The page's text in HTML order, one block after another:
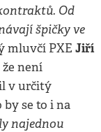
Od
špičky ve
mluvčí PXE Jiří
není
v určitý
se to i na
najednou